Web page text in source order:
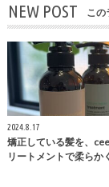
NEW POST この
2024.8.17
矯正している髪を、
リートメントで柔らか